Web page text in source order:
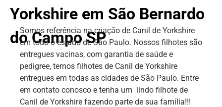
Yorkshire em São Bernardo
do Campo SP
Somos referência na criação de Canil de Yorkshire
em todo o estado de São Paulo. Nossos filhotes são
entregues vacinas, com garantia de saúde e
pedigree, temos filhotes de Canil de Yorkshire
entregues em todas as cidades de São Paulo. Entre
em contato conosco e tenha um lindo filhote de
Canil de Yorkshire fazendo parte de sua família!!!